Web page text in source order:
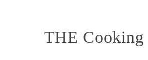
THE Cooking